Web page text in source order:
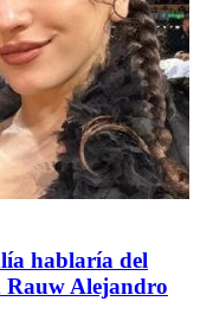
hablaría del
Rauw Alejandro